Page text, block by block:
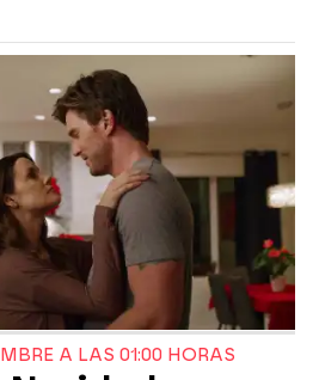
A LAS 01:00 HORAS